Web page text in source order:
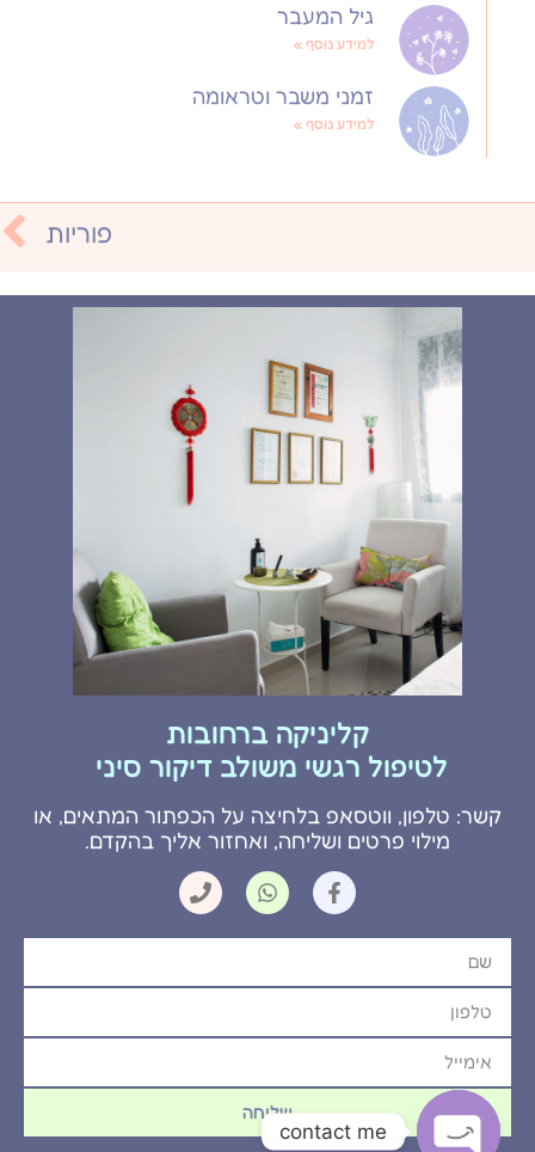
גיל המעבר
למידע נוסף »
זמני משבר וטראומה
למידע נוסף »
פוריות
קליניקה ברחובות
לטיפול רגשי משולב דיקור סיני
קשר: טלפון, ווטסאפ בלחיצה על הכפתור המתאים, או
מילוי פרטים ושליחה, ואחזור אליך בהקדם.
שליחה
contact me